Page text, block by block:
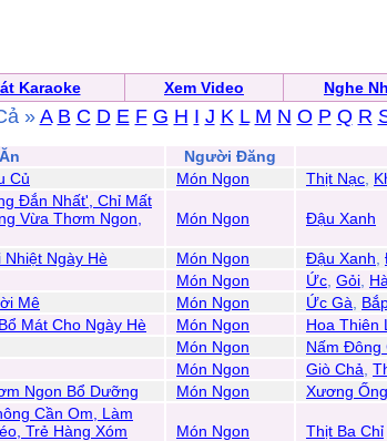
Karaoke Xem Video Nghe
»A B C D E F G H I J K L M N O P Q R
Người Đăng
Củ Món Ngon Thịt Nạc
Đắn Nhất', Chỉ Mất
Vừa Thơm Ngon,
Món Ngon Đậu Xanh
Ngày Hè Món Ngon Đậu Xanh
Món Ngon Ức Gỏi
Mê Món Ngon Ức Gà
Mát Cho Ngày Hè Món Ngon Hoa Thiên
Món Ngon Nấm Đông
Món Ngon Giò Chả
Ngon Bổ Dưỡng Món Ngon Xương Ống
Cần Om, Làm
Trẻ Hàng Xóm
Món Ngon Thịt Ba Chỉ